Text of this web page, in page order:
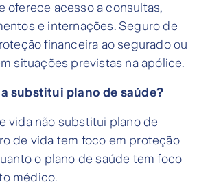
oferece acesso a consultas,
e internações. Seguro de
financeira ao segurado ou
situações previstas na apólice.
substitui plano de saúde?
vida não substitui plano de
de vida tem foco em proteção
o plano de saúde tem foco
médico.